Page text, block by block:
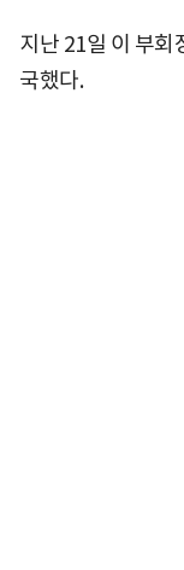
지난 21일 이 부회
국했다.